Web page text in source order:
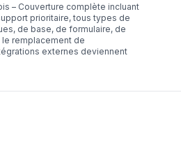
– Couverture complète incluant
prioritaire, tous types de
de base, de formulaire, de
remplacement de
externes deviennent